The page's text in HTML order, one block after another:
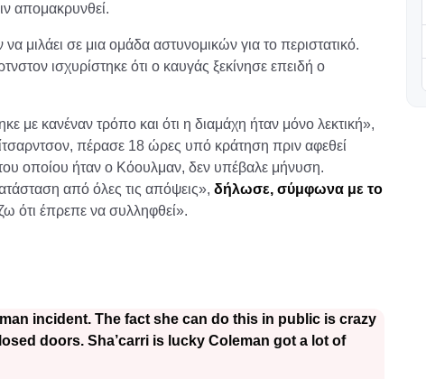
απομακρυνθεί.
να μιλάει σε μια ομάδα αστυνομικών για το περιστατικό.
ισχυρίστηκε ότι ο καυγάς ξεκίνησε επειδή ο
με κανέναν τρόπο και ότι η διαμάχη ήταν μόνο λεκτική»,
πέρασε 18 ώρες υπό κράτηση πριν αφεθεί
οποίου ήταν ο Κόουλμαν, δεν υπέβαλε μήνυση.
από όλες τις απόψεις», δήλωσε, σύμφωνα με το
ότι έπρεπε να συλληφθεί».
incident. The fact she can do this in public is crazy
doors. Sha’carri is lucky Coleman got a lot of